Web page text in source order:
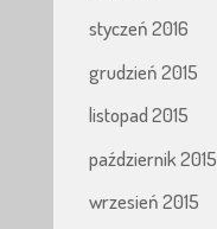
styczeń 2016
grudzień 2015
listopad 2015
październik 2015
wrzesień 2015